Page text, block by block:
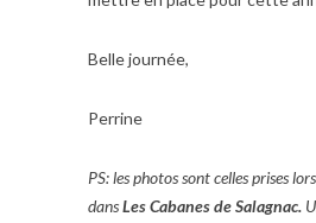
Belle journée,
Perrine
PS: les photos sont celles prises
dansLes Cabanes de Salagnac.